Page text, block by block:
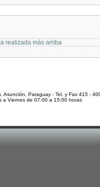
realizada más arriba
Asunción, Paraguay - Tel. y Fax 415 -
a Viernes de 07:00 a 15:00 horas